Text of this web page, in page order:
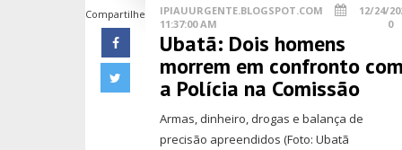
Compartilhe IPIAUURGENTE.BLOGSPOT.COM
12/24/
11:37:00 AM
0
Ubatã: Dois homens
morrem em confronto
a Polícia na Comissão
Armas, dinheiro, drogas e balança de
precisão apreendidos (Foto: Ubatã